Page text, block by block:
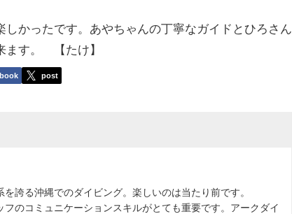
かったです。あやちゃんの丁寧なガイドとひろさん
ます。 【たけ】
post
誇る沖縄でのダイビング。楽しいのは当たり前です。
のコミュニケーションスキルがとても重要です。アークダイ